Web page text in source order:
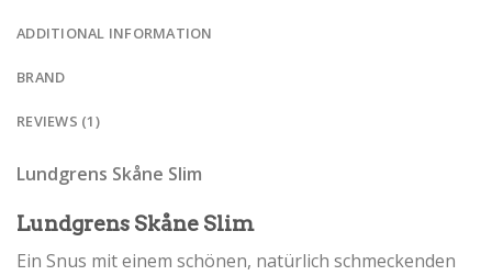
ADDITIONAL INFORMATION
BRAND
REVIEWS (1)
Lundgrens Skåne Slim
Lundgrens Skåne Slim
Ein Snus mit einem schönen, natürlich schmeckenden